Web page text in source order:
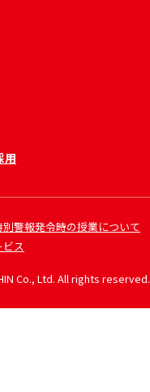
用
別警報発令時の授業について
ス
Co., Ltd. All rights reserved.